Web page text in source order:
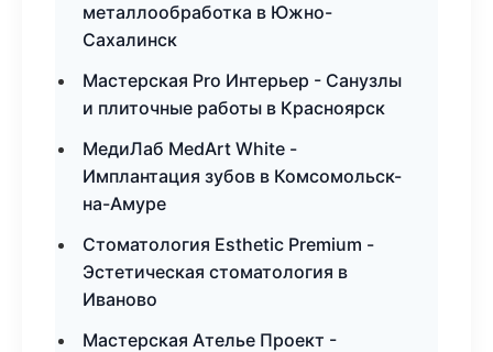
металлообработка в Южно-
Сахалинск
Мастерская Pro Интерьер - Санузлы
и плиточные работы в Красноярск
МедиЛаб MedArt White -
Имплантация зубов в Комсомольск-
на-Амуре
Стоматология Esthetic Premium -
Эстетическая стоматология в
Иваново
Мастерская Ателье Проект -